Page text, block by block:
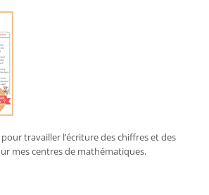
travailler l’écriture des chiffres et des
mes centres de mathématiques.